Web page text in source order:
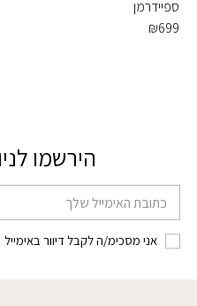
ספיידרמן
₪699
הירשמו
דוא׳׳ל
אני מסכימ/ה לקבל דיוור באימייל